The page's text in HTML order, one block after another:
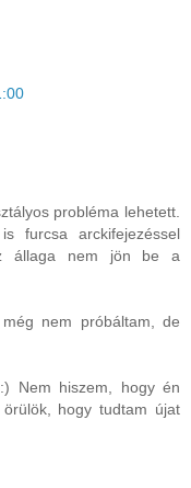
probléma lehetett.
furcsa arckifejezéssel
állaga nem jön be a
nem próbáltam, de
Nem hiszem, hogy én
hogy tudtam újat